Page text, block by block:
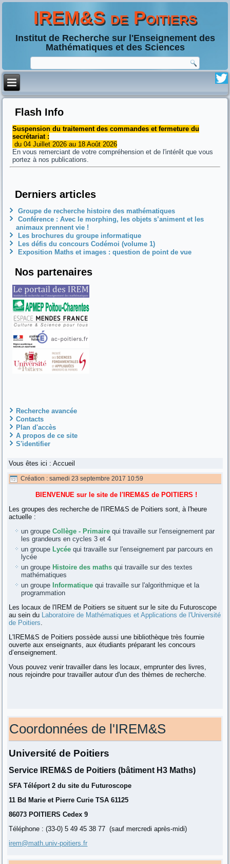
IREM&S de Poitiers
Institut de Recherche sur l'Enseignement des
Mathématiques et des Sciences
Flash Info
Suspension du traitement des commandes et fermeture du
secrétariat :
du 04 Juillet 2026 au 18 Août 2026
En vous remerciant de votre compréhension et de l'intérêt que vous
portez à nos publications.
Derniers articles
Groupe de recherche histoire des mathématiques
Conférence : Avec le morphing, les objets s’animent et les
animaux prennent vie !
Les brochures du groupe informatique
Les défis du concours Codémoi (volume 1)
Exposition Maths et images : question de point de vue
Nos partenaires
Recherche avancée
Contacts
Plan d'accès
A propos de ce site
S'identifier
Vous êtes ici :Accueil
Création : samedi 23 septembre 2017 10:59
BIENVENUE sur le site de l'IREM&S de POITIERS !
Les groupes des recherche de l'IREM&S de Poitiers sont, à l'heure
actuelle :
un groupeCollège - Primaire qui travaille sur l'enseignement par
les grandeurs en cycles 3 et 4
un groupeLycée qui travaille sur l'enseignement par parcours en
lycée
un groupeHistoire des maths qui travaille sur des textes
mathématiques
un groupeInformatique qui travaille sur l'algorithmique et la
programmation
Les locaux de l'IREM de Poitiers se situent sur le site du Futuroscope
au sein du Laboratoire de Mathématiques et Applications de l'Université
de Poitiers
L'IREM&S de Poitiers possède aussi une bibliothèque très fournie
ouverte aux enseignants, aux étudiants préparant les concours
d’enseignement.
Vous pouvez venir travailler dans les locaux, emprunter des livres,
nous rejoindre pour travailler autour d'un des thèmes de recherche.
Coordonnées de l'IREM&S
Université de Poitiers
Service IREM&S de Poitiers (bâtiment H3 Maths)
SFA Téléport 2 du site du Futuroscope
11 Bd Marie et Pierre Curie TSA 61125
86073 POITIERS Cedex 9
Téléphone : (33-0) 5 49 45 38 77 (sauf mercredi après-midi)
irem@math.univ-poitiers.fr